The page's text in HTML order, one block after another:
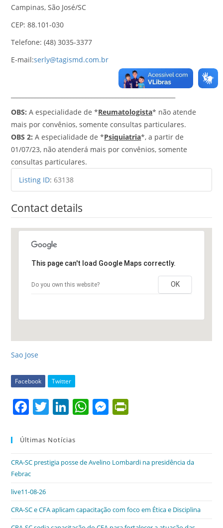
Campinas, São José/SC
CEP: 88.101-030
Telefone: (48) 3035-3377
E-mail:serly@tagismd.com.br
OBS: A especialidade de *Reumatologista* não atende
mais por convênios, somente consultas particulares.
OBS 2: A especialidade de *Psiquiatria*, a partir de
01/07/23, não atenderá mais por convênios, somente
consultas particulares.
Listing ID:63138
Contact details
This page can't load Google Maps correctly.
Do you own this website? OK
Sao Jose
Facebook Twitter
F
c
b
o
o
k
T
itt
er
Li
k
dI
W
A
p
M
n
ri
e
dl
y
Últimas Notícias
CRA-SC prestigia posse de Avelino Lombardi na presidência da
Febrac
live11-08-26
CRA-SC e CFA aplicam capacitação com foco em Ética e Disciplina